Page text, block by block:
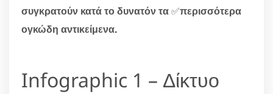
συγκρατούν κατά το δυνατόν τα✅περισσότερα
ογκώδη αντικείμενα.
Infographic 1 – Δίκτυο